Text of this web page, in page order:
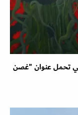
تحمل عنوان "غصن